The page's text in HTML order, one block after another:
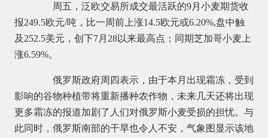
周五，泛欧交易所成交最活跃的9月小麦期货收
报249.5欧元/吨，比一周前上涨14.5欧元或6.20%,盘中触
及252.5美元，创下7月28以来最高点；同期芝加哥小麦上
涨6.59%。
俄罗斯政府周四表示，由于本月出现霜冻，受到
影响的谷物种植带将重新播种农作物，未来几天还将出现
更多霜冻的报道加剧了人们对俄罗斯小麦受损的担忧。与
此同时，俄罗斯南部的干旱也令人不安，气象图显示该地